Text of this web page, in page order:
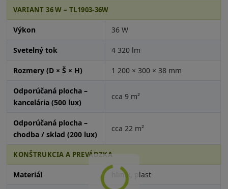
VARIANT 36 W – TL1903-36W
Výkon 36 W
Svetelný tok 4 320 lm
Rozmery (D × Š × H) 1 200 × 300 × 38 mm
Odporúčaná plocha –
kancelária (500 lux)
cca 9 m²
Odporúčaná plocha –
chodba / sklad (200 lux)
cca 22 m²
KONŠTRUKCIA A PREVÁDZKA
Materiál hliník, plast